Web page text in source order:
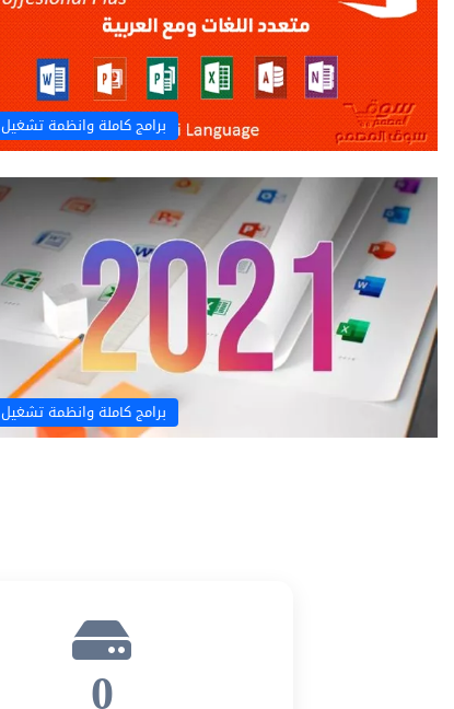
برامج كاملة وانظمة تشغيل
برامج كاملة وانظمة تشغيل